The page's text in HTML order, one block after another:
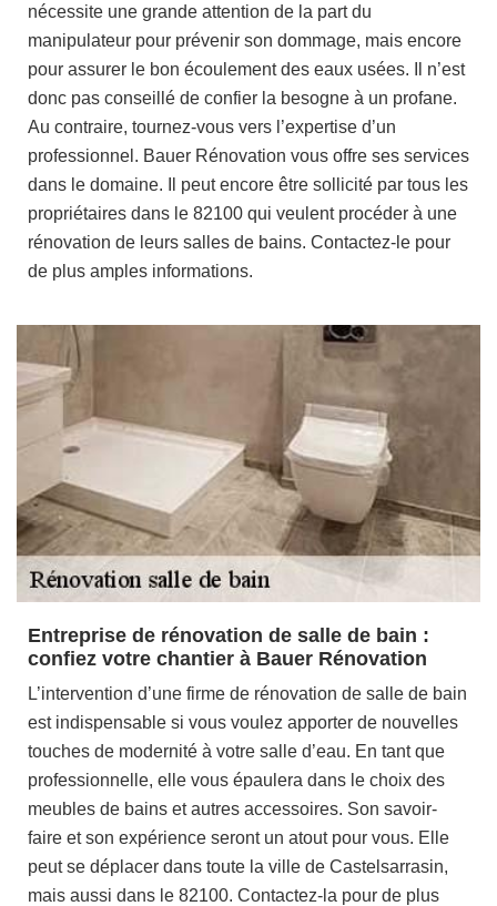
nécessite une grande attention de la part du
manipulateur pour prévenir son dommage, mais encore
pour assurer le bon écoulement des eaux usées. Il n’est
donc pas conseillé de confier la besogne à un profane.
Au contraire, tournez-vous vers l’expertise d’un
professionnel. Bauer Rénovation vous offre ses services
dans le domaine. Il peut encore être sollicité par tous les
propriétaires dans le 82100 qui veulent procéder à une
rénovation de leurs salles de bains. Contactez-le pour
de plus amples informations.
Entreprise de rénovation de salle de bain :
confiez votre chantier à Bauer Rénovation
L’intervention d’une firme de rénovation de salle de bain
est indispensable si vous voulez apporter de nouvelles
touches de modernité à votre salle d’eau. En tant que
professionnelle, elle vous épaulera dans le choix des
meubles de bains et autres accessoires. Son savoir-
faire et son expérience seront un atout pour vous. Elle
peut se déplacer dans toute la ville de Castelsarrasin,
mais aussi dans le 82100. Contactez-la pour de plus